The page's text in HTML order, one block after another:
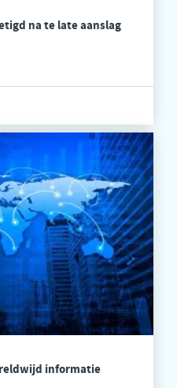
na te late aanslag
informatie